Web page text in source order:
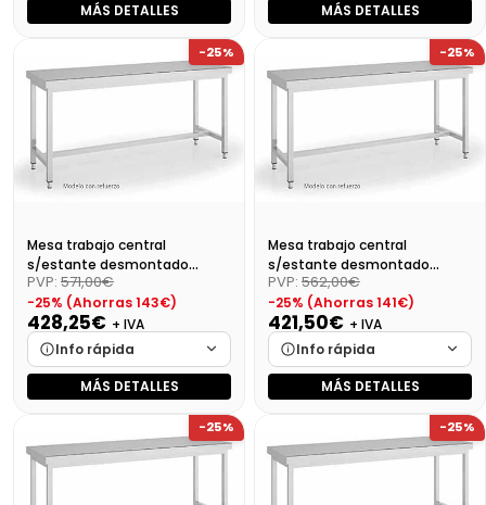
Marca
Cargando…
Cargando…
Disponibilidad
Cargando…
MÁS DETALLES
Marca
Cargando…
Cargando…
Disponibilidad
Cargando…
MÁS DETALLES
-25%
Mesa trabajo central
s/estante desmontado
Dim:1600X700X850 Mm
PVP: 571,00€
-25% (Ahorras 143€)
428,25€ + IVA
Info rápida
Marca
Cargando…
Cargando…
Disponibilidad
Cargando…
MÁS DETALLES
-25%
Mesa trabajo central
s/estante desmontado
Dim:1500X700X850 Mm
PVP: 562,00€
-25% (Ahorras 141€)
421,50€ + IVA
Info rápida
Marca
Cargando…
Cargando…
Disponibilidad
Cargando…
MÁS DETALLES
-25% -25%